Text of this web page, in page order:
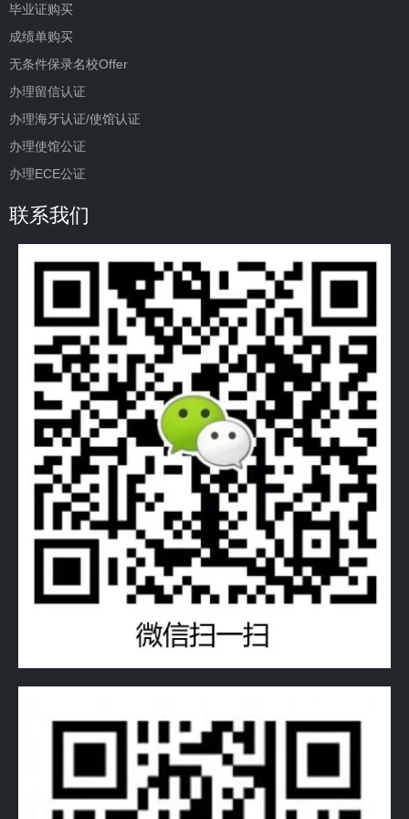
毕业证购买
成绩单购买
无条件保录名校Offer
办理留信认证
办理海牙认证/使馆认证
办理使馆公证
办理ECE公证
联系我们